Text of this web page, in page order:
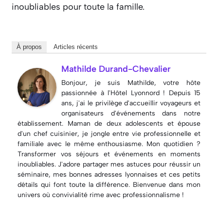
inoubliables pour toute la famille.
À propos Articles récents
Mathilde Durand-Chevalier
Bonjour, je suis Mathilde, votre hôte
passionnée à l'Hôtel Lyonnord ! Depuis 15
ans, j'ai le privilège d'accueillir voyageurs et
organisateurs d'événements dans notre
établissement. Maman de deux adolescents et épouse
d'un chef cuisinier, je jongle entre vie professionnelle et
familiale avec le même enthousiasme. Mon quotidien ?
Transformer vos séjours et événements en moments
inoubliables. J'adore partager mes astuces pour réussir un
séminaire, mes bonnes adresses lyonnaises et ces petits
détails qui font toute la différence. Bienvenue dans mon
univers où convivialité rime avec professionnalisme !